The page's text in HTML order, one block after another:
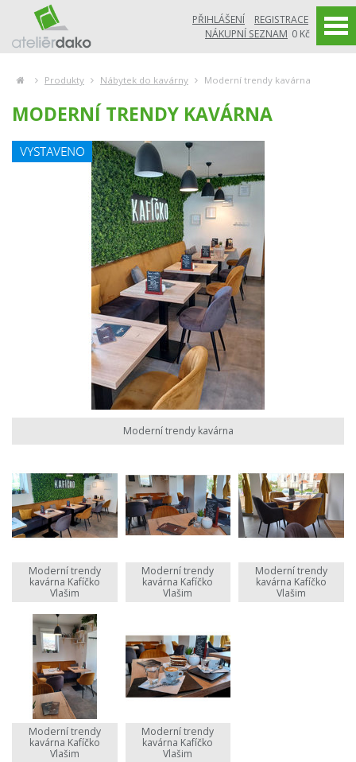
PŘIHLÁŠENÍ
REGISTRACE
NÁKUPNÍ SEZNAM 0 Kč
Produkty Nábytek do kavárny Moderní trendy kavárna
MODERNÍ TRENDY KAVÁRNA
Moderní trendy kavárna
Moderní trendy
kavárna Kafíčko
Vlašim
Moderní trendy
kavárna Kafíčko
Vlašim
Moderní trendy
kavárna Kafíčko
Vlašim
Moderní trendy
kavárna Kafíčko
Vlašim
Moderní trendy
kavárna Kafíčko
Vlašim